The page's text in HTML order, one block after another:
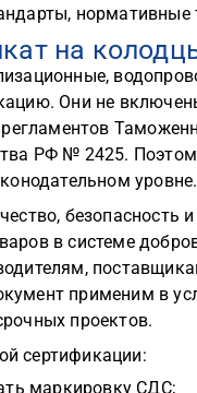
нормативные
на
Они не
РФ № 2425.
уровне.
в системе
применим в
проектов.
сертификации:
маркировку СДС;